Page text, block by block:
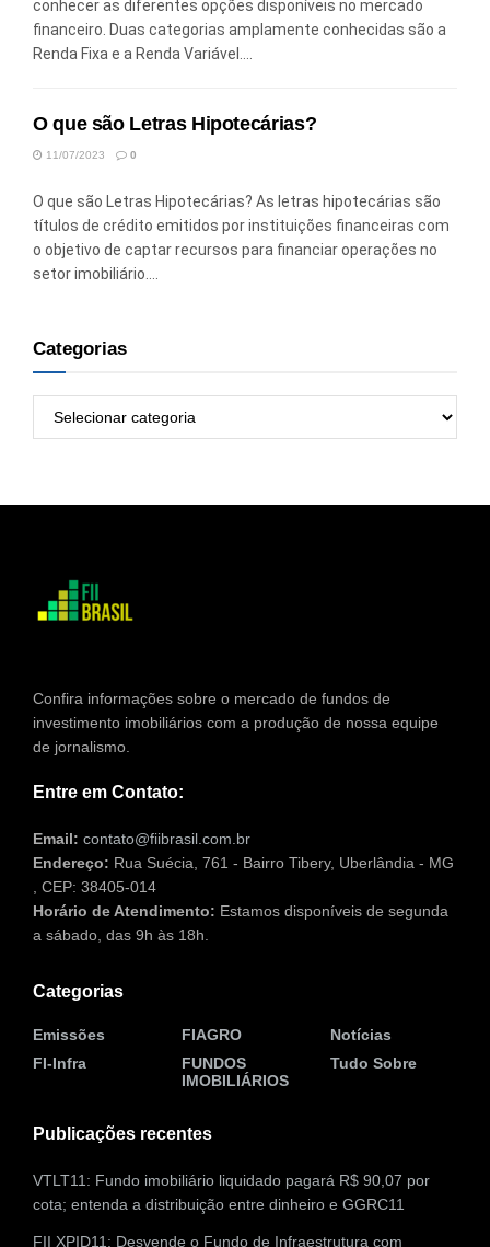
conhecer as diferentes opções disponíveis no mercado
financeiro. Duas categorias amplamente conhecidas são a
Renda Fixa e a Renda Variável....
O que são Letras Hipotecárias?
11/07/2023 0
O que são Letras Hipotecárias? As letras hipotecárias são
títulos de crédito emitidos por instituições financeiras com
o objetivo de captar recursos para financiar operações no
setor imobiliário....
Categorias
Confira informações sobre o mercado de fundos de
investimento imobiliários com a produção de nossa equipe
de jornalismo.
Entre em Contato:
Email: contato@fiibrasil.com.br
Endereço: Rua Suécia, 761 - Bairro Tibery, Uberlândia - MG
, CEP: 38405-014
Horário de Atendimento: Estamos disponíveis de segunda
a sábado, das 9h às 18h.
Categorias
Emissões
FI-Infra
FIAGRO
FUNDOS
IMOBILIÁRIOS
Notícias
Tudo Sobre
Publicações recentes
VTLT11: Fundo imobiliário liquidado pagará R$ 90,07 por
cota; entenda a distribuição entre dinheiro e GGRC11
FII XPID11: Desvende o Fundo de Infraestrutura com